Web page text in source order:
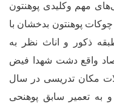
های مهم وکلیدی پوهنتون
1393 هـ.ش. در چوکات پوهنتون بدخشان با
ذکور و اناث نظر به
واقع دشت شهدا فیض
مکان تدریسی در سال
و به تعمیر سابق پوهنحی